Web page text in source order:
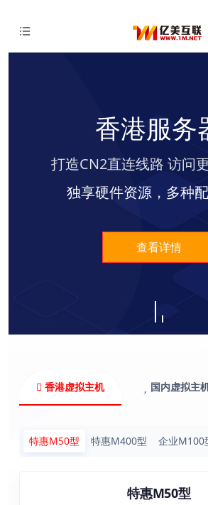
香港服务
打造CN2直连线路 访问
独享硬件资源，多种
查看详情
香港虚拟主机 国内虚拟主
特惠M50型 特惠M400型 企业M100
特惠M50型
在线客服
未登录